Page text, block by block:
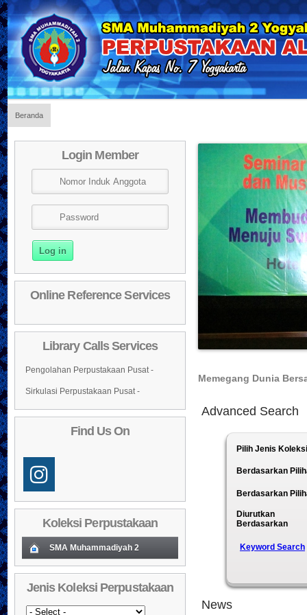
Beranda
Login Member
Online Reference Services
Library Calls Services
Pengolahan Perpustakaan Pusat -
Sirkulasi Perpustakaan Pusat -
Find Us On
Koleksi Perpustakaan
SMA Muhammadiyah 2
02 Daftar Koleksi Baru (Tgl.Input)
Jenis Koleksi Perpustakaan
Memegang Dunia
Advanced Search
Pilih Jenis Koleksi
Berdasarkan
Berdasarkan
Diurutkan
Berdasarkan
Keyword Search
NewsPenulis :Nur Fajri